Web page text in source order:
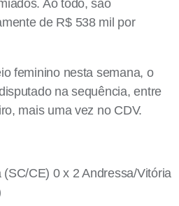
Ao todo, são
de R$ 538 mil por
feminino nesta semana, o
na sequência, entre
mais uma vez no CDV.
CE) 0 x 2 Andressa/Vitória